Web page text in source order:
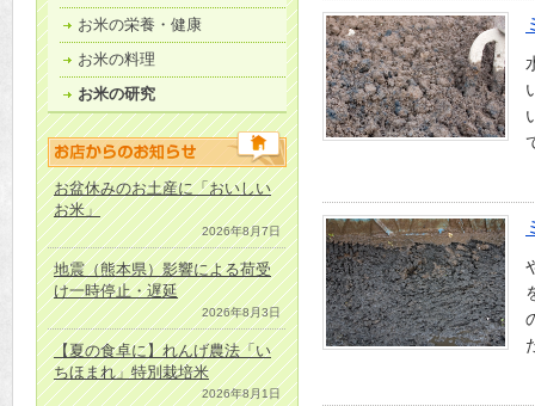
お米の栄養・健康
お米の料理
お米の研究
お盆休みのお土産に「おいしい
お米」
2026年8月7日
地震（熊本県）影響による荷受
け一時停止・遅延
2026年8月3日
【夏の食卓に】れんげ農法「い
ちほまれ」特別栽培米
2026年8月1日